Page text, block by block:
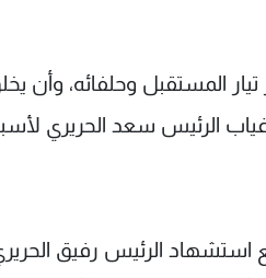
المستقبل وحلفائه، وأن
عنها وغياب الرئيس سعد الحريري
استشهاد الرئيس رفيق